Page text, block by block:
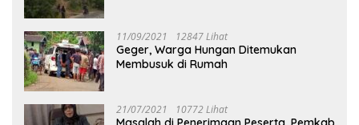
11/09/2021 12847 Lihat
Geger, Warga Hungan Ditemukan
Membusuk di Rumah
21/07/2021 10772 Lihat